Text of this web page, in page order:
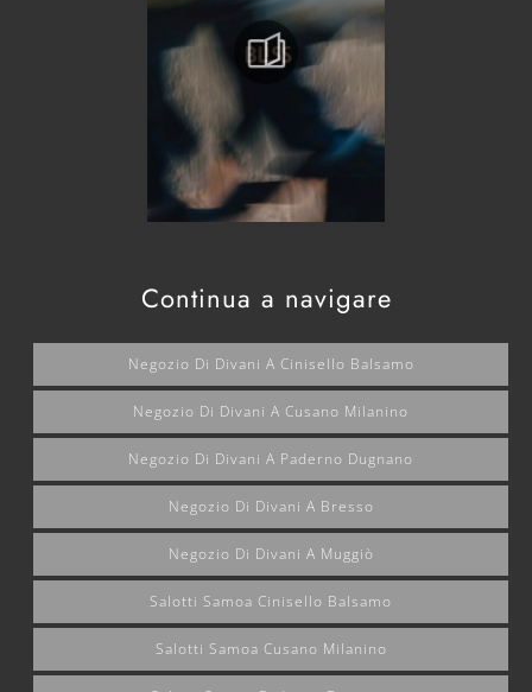
Continua a navigare
Negozio Di Divani A Cinisello Balsamo
Negozio Di Divani A Cusano Milanino
Negozio Di Divani A Paderno Dugnano
Negozio Di Divani A Bresso
Negozio Di Divani A Muggiò
Salotti Samoa Cinisello Balsamo
Salotti Samoa Cusano Milanino